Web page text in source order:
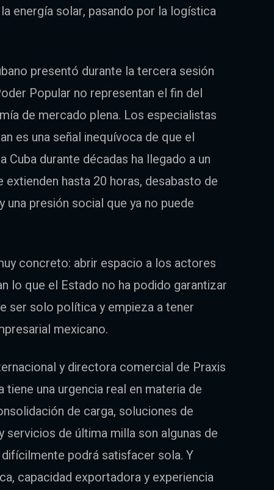
energía solar, pasando por la logística
presentó durante la tercera sesión
Popular no representan el fin del
de mercado plena. Los especialistas
es una señal inequívoca de que el
durante décadas ha llegado a un
hasta 20 horas, desabasto de
presión social que ya no puede
concreto: abrir espacio a los actores
lo que el Estado no ha podido garantizar
ser solo política y empieza a tener
mexicano.
y directora comercial de Praxis
una urgencia real en materia de
de carga, soluciones de
de última milla son algunas de
podrá satisfacer sola. Y
capacidad exportadora y experiencia